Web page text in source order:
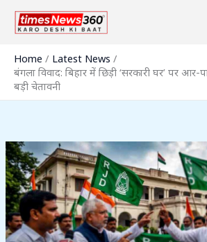
Skip
Home
Latest News
बंगला विवाद: बिहार में छिड़ी ‘सरकारी घर’ पर
बड़ी चेतावनी